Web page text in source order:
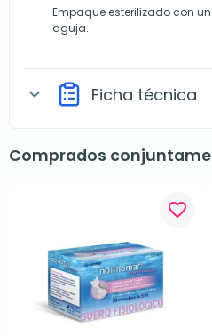
Empaque esterilizado con
aguja.
expand_more Ficha técnica
Comprados
favorite_border